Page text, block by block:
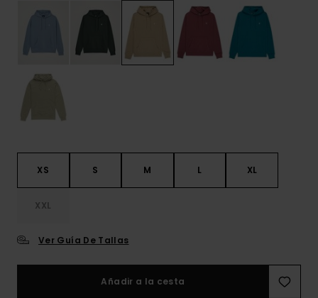
XS S M L XL
XXL
Ver Guía De Tallas
Añadir a la cesta